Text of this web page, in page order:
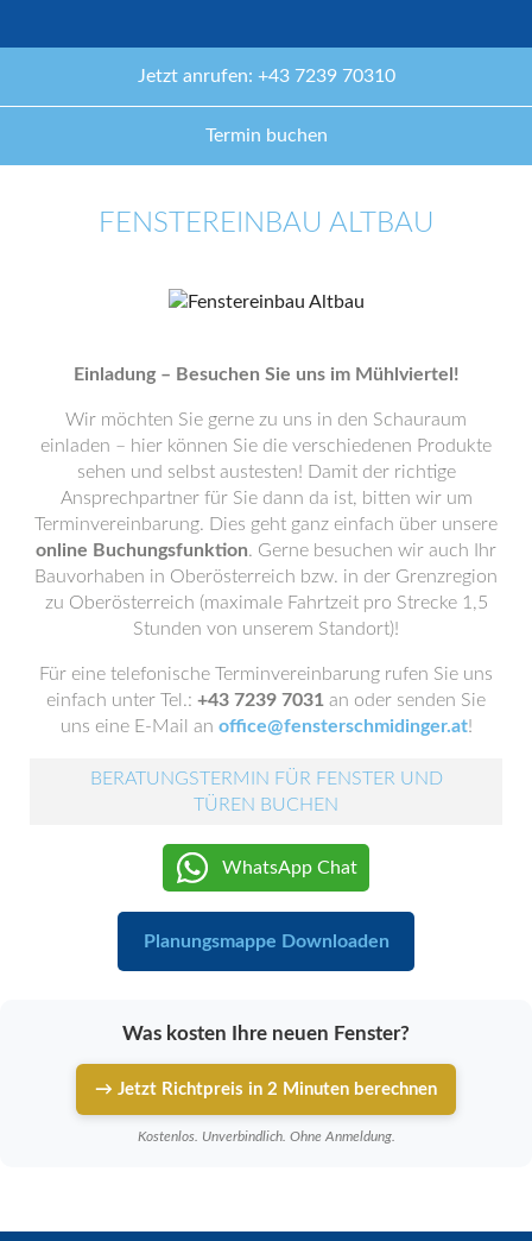
Jetzt anrufen: +43 7239 70310
Termin buchen
FENSTEREINBAU ALTBAU
Einladung – Besuchen Sie uns im Mühlviertel!
Wir möchten Sie gerne zu uns in den Schauraum
einladen – hier können Sie die verschiedenen Produkte
sehen und selbst austesten! Damit der richtige
Ansprechpartner für Sie dann da ist, bitten wir um
Terminvereinbarung. Dies geht ganz einfach über unsere
online Buchungsfunktion. Gerne besuchen wir auch Ihr
Bauvorhaben in Oberösterreich bzw. in der Grenzregion
zu Oberösterreich (maximale Fahrtzeit pro Strecke 1,5
Stunden von unserem Standort)!
Für eine telefonische Terminvereinbarung rufen Sie uns
einfach unter Tel.: +43 7239 7031 an oder senden Sie
uns eine E-Mail an office@fensterschmidinger.at!
BERATUNGSTERMIN FÜR FENSTER UND
TÜREN BUCHEN
WhatsApp Chat
Planungsmappe Downloaden
Was kosten Ihre neuen Fenster?
→ Jetzt Richtpreis in 2 Minuten berechnen
Kostenlos. Unverbindlich. Ohne Anmeldung.